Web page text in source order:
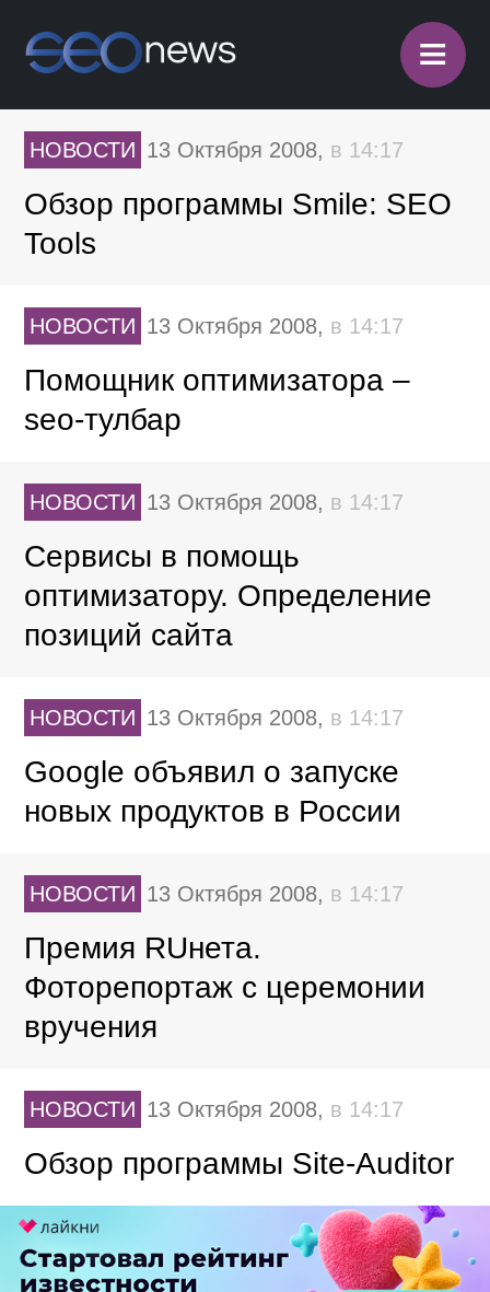
≡
НОВОСТИ 13 Октября 2008, в 14:17
Обзор программы Smile: SEO
Tools
НОВОСТИ 13 Октября 2008, в 14:17
Помощник оптимизатора –
seo-тулбар
НОВОСТИ 13 Октября 2008, в 14:17
Сервисы в помощь
оптимизатору. Определение
позиций сайта
НОВОСТИ 13 Октября 2008, в 14:17
Google объявил о запуске
новых продуктов в России
НОВОСТИ 13 Октября 2008, в 14:17
Премия RUнета.
Фоторепортаж с церемонии
вручения
НОВОСТИ 13 Октября 2008, в 14:17
Обзор программы Site-Auditor